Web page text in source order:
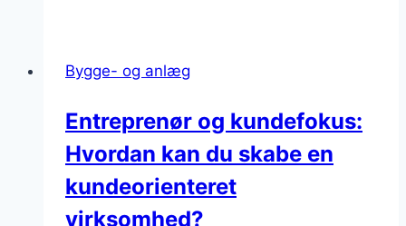
Bygge- og anlæg
Entreprenør og kundefokus:
Hvordan kan du skabe en
kundeorienteret
virksomhed?